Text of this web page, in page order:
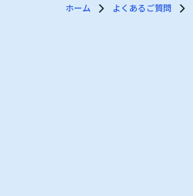
ホーム よくあるご質問